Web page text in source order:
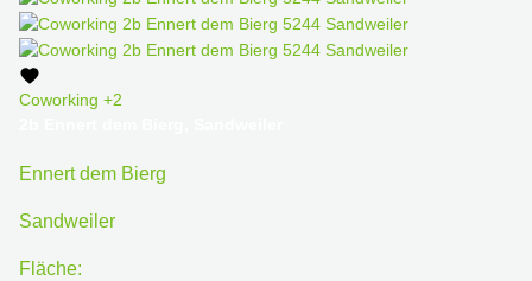
Coworking +2
Ennert dem Bierg
Sandweiler
Fläche: